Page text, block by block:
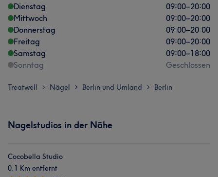
Dienstag
09:00–20:00
Mittwoch
09:00–20:00
Donnerstag
09:00–20:00
Freitag
09:00–20:00
Samstag
09:00–18:00
Sonntag
Geschlossen
Treatwell > Nägel > Berlin und Umland > Berlin
Nagelstudios in der Nähe
Cocobella Studio
0,1 Km entfernt